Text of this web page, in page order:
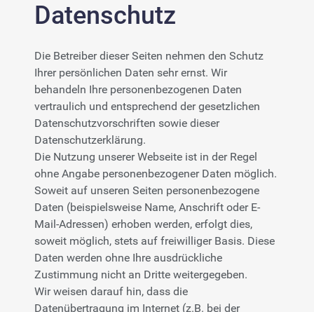
Datenschutz
Die Betreiber dieser Seiten nehmen den Schutz
Ihrer persönlichen Daten sehr ernst. Wir
behandeln Ihre personenbezogenen Daten
vertraulich und entsprechend der gesetzlichen
Datenschutzvorschriften sowie dieser
Datenschutzerklärung.
Die Nutzung unserer Webseite ist in der Regel
ohne Angabe personenbezogener Daten möglich.
Soweit auf unseren Seiten personenbezogene
Daten (beispielsweise Name, Anschrift oder E-
Mail-Adressen) erhoben werden, erfolgt dies,
soweit möglich, stets auf freiwilliger Basis. Diese
Daten werden ohne Ihre ausdrückliche
Zustimmung nicht an Dritte weitergegeben.
Wir weisen darauf hin, dass die
Datenübertragung im Internet (z.B. bei der